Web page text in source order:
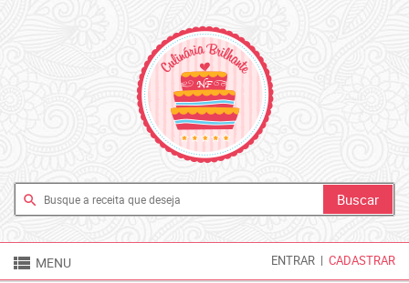
search
 MENU ENTRAR | CADASTRAR